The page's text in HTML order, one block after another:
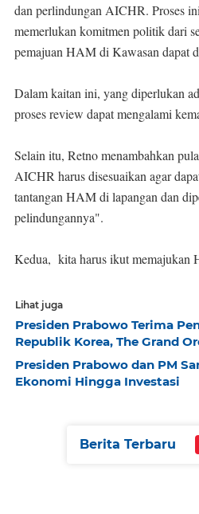
dan perlindungan AICHR. Proses
memerlukan komitmen politik dari
pemajuan HAM di Kawasan dapat
Dalam kaitan ini, yang diperlukan
proses review dapat mengalami
Selain itu, Retno menambahkan
AICHR harus disesuaikan agar
tantangan HAM di lapangan dan
pelindungannya".
Kedua, kita harus ikut memajukan
Lihat juga
Presiden Prabowo Terima
Republik Korea, The Grand
Presiden Prabowo dan PM
Ekonomi Hingga Investasi
Berita Terbaru